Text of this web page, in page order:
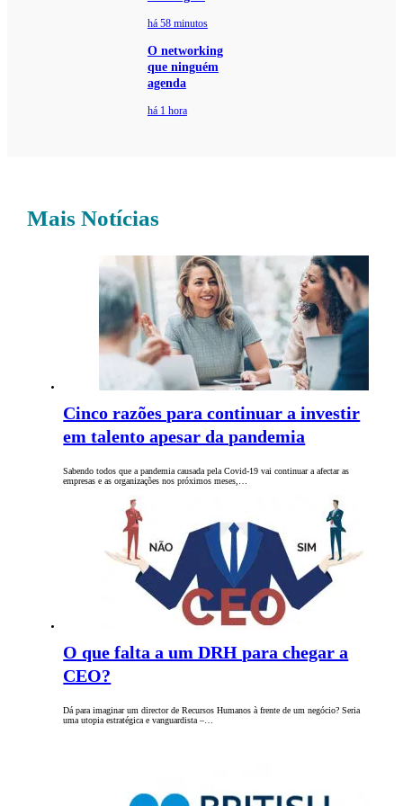
há 58 minutos
O networking
que ninguém
agenda
há 1 hora
Mais Notícias
Cinco razões para continuar a investir
em talento apesar da pandemia
Sabendo todos que a pandemia causada pela Covid-19 vai continuar a afectar as
empresas e as organizações nos próximos meses,…
O que falta a um DRH para chegar a
CEO?
Dá para imaginar um director de Recursos Humanos à frente de um negócio? Seria
uma utopia estratégica e vanguardista –…